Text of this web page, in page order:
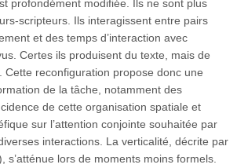
profondément modifiée. Ils ne sont plus
scripteurs. Ils interagissent entre pairs
et des temps d’interaction avec
Certes ils produisent du texte, mais de
Cette reconfiguration propose donc une
de la tâche, notamment des
de cette organisation spatiale et
sur l’attention conjointe souhaitée par
interactions. La verticalité, décrite par
s’atténue lors de moments moins formels.